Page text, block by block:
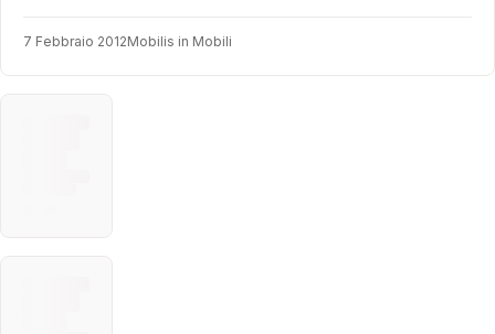
7 Febbraio 2012Mobilis in Mobili